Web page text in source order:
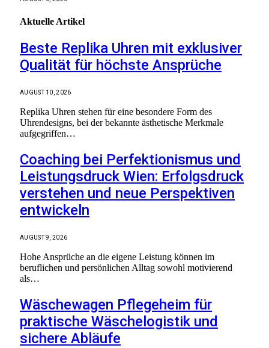
Aktuelle Artikel
Beste Replika Uhren mit exklusiver
Qualität für höchste Ansprüche
AUGUST 10, 2026
Replika Uhren stehen für eine besondere Form des
Uhrendesigns, bei der bekannte ästhetische Merkmale
aufgegriffen…
Coaching bei Perfektionismus und
Leistungsdruck Wien: Erfolgsdruck
verstehen und neue Perspektiven
entwickeln
AUGUST 9, 2026
Hohe Ansprüche an die eigene Leistung können im
beruflichen und persönlichen Alltag sowohl motivierend
als…
Wäschewagen Pflegeheim für
praktische Wäschelogistik und
sichere Abläufe